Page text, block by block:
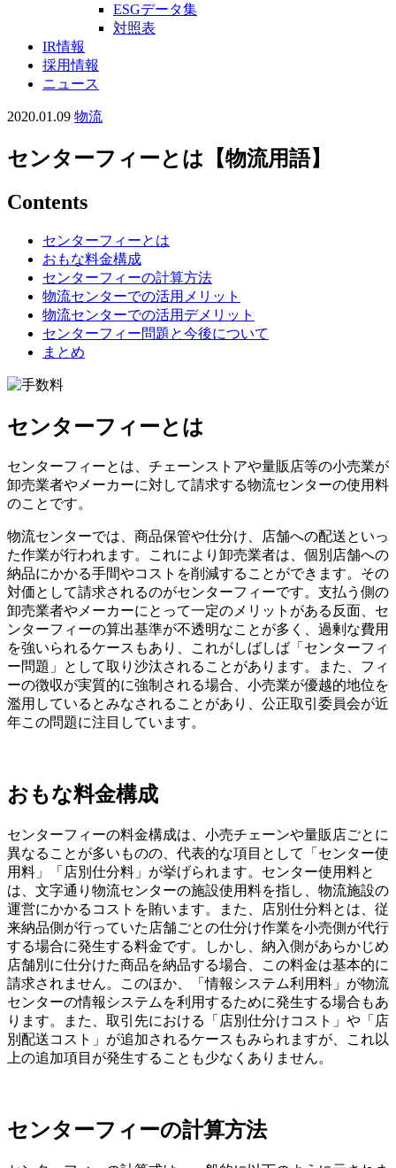
ESGデータ集
対照表
IR情報
採用情報
ニュース
2020.01.09 物流
センターフィーとは【物流用語】
Contents
センターフィーとは
おもな料金構成
センターフィーの計算方法
物流センターでの活用メリット
物流センターでの活用デメリット
センターフィー問題と今後について
まとめ
センターフィーとは
センターフィーとは、チェーンストアや量販店等の小売業が
卸売業者やメーカーに対して請求する物流センターの使用料
のことです。
物流センターでは、商品保管や仕分け、店舗への配送といっ
た作業が行われます。これにより卸売業者は、個別店舗への
納品にかかる手間やコストを削減することができます。その
対価として請求されるのがセンターフィーです。支払う側の
卸売業者やメーカーにとって一定のメリットがある反面、セ
ンターフィーの算出基準が不透明なことが多く、過剰な費用
を強いられるケースもあり、これがしばしば「センターフィ
ー問題」として取り沙汰されることがあります。また、フィ
ーの徴収が実質的に強制される場合、小売業が優越的地位を
濫用しているとみなされることがあり、公正取引委員会が近
年この問題に注目しています。
おもな料金構成
センターフィーの料金構成は、小売チェーンや量販店ごとに
異なることが多いものの、代表的な項目として「センター使
用料」「店別仕分料」が挙げられます。センター使用料と
は、文字通り物流センターの施設使用料を指し、物流施設の
運営にかかるコストを賄います。また、店別仕分料とは、従
来納品側が行っていた店舗ごとの仕分け作業を小売側が代行
する場合に発生する料金です。しかし、納入側があらかじめ
店舗別に仕分けた商品を納品する場合、この料金は基本的に
請求されません。このほか、「情報システム利用料」が物流
センターの情報システムを利用するために発生する場合もあ
ります。また、取引先における「店別仕分けコスト」や「店
別配送コスト」が追加されるケースもみられますが、これ以
上の追加項目が発生することも少なくありません。
センターフィーの計算方法